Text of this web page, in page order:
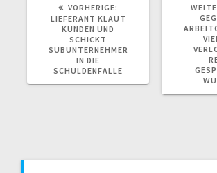
VORHERIGE:
BEITRAG:
LIEFERANT KLAUT
KUNDEN UND
SCHICKT
SUBUNTERNEHMER
IN DIE
SCHULDENFALLE